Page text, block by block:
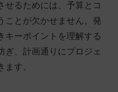
せるためには、予算とコ
ことが欠かせません。発
キーポイントを理解する
ぎ、計画通りにプロジェ
す。